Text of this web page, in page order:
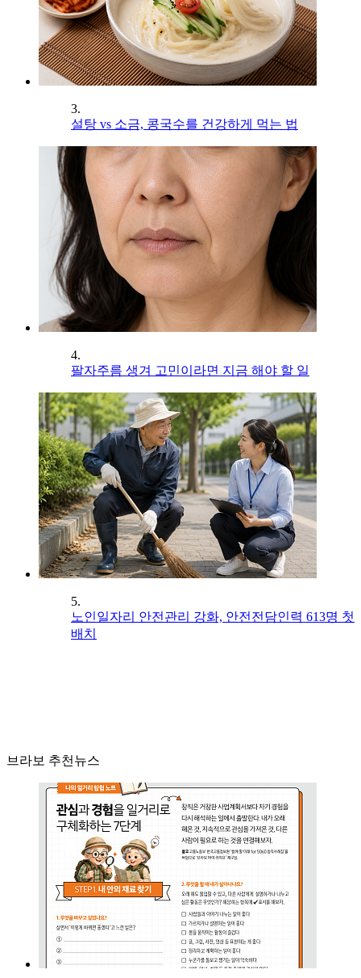
3.
설탕 vs 소금, 콩국수를 건강하게 먹는 법
4.
팔자주름 생겨 고민이라면 지금 해야 할 일
5.
노인일자리 안전관리 강화, 안전전담인력 613명 첫
배치
브라보 추천뉴스